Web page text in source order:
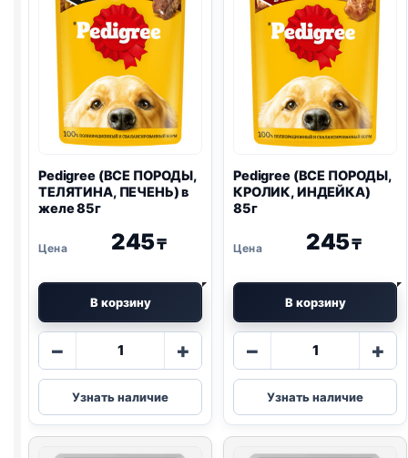
Pedigree (ВСЕ ПОРОДЫ,
ТЕЛЯТИНА, ПЕЧЕНЬ) в
желе 85г
245₸
В корзину
−
Количество
Pedigree
(ВСЕ
ПОРОДЫ,
+
Узнать наличие
Pedigree (ВСЕ ПОРОДЫ,
КРОЛИК, ИНДЕЙКА)
85г
245₸
В корзину
−
Количество
Pedigree
(ВСЕ
ПОРОДЫ,
+
Узнать наличие